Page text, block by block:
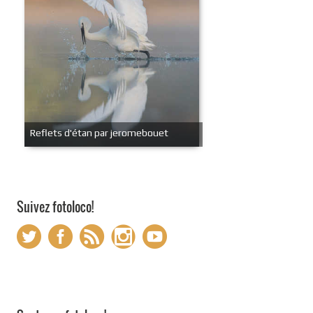
Reflets d'étan par jeromebouet
Suivez fotoloco!